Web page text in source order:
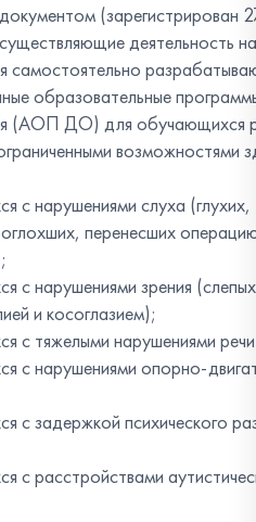
(зарегистрирован
деятельность
самостоятельно
образовательные
(АОП ДО) для обучающихся
возможностями
нарушениями слуха (глухих,
перенесших
нарушениями зрения
и косоглазием);
тяжелыми нарушениями
нарушениями опорно-
задержкой психического
расстройствами